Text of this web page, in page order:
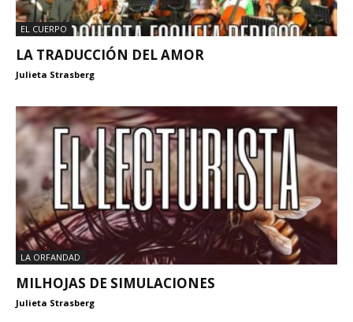
EL CUERPO
LA TRADUCCIÓN DEL AMOR
Julieta Strasberg
LA ORFANDAD
MILHOJAS DE SIMULACIONES
Julieta Strasberg